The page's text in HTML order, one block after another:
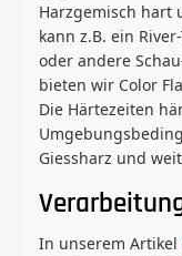
Harzgemisch hart
kann z.B. ein
oder andere
bieten wir Color
Die Härtezeiten
Giessharz und
In unserem Artikel